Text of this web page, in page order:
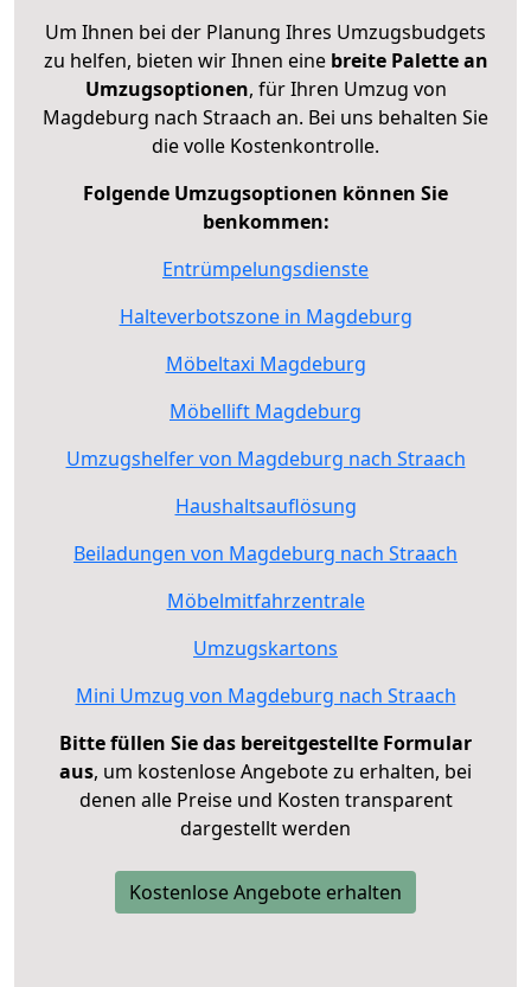
Um Ihnen bei der Planung Ihres Umzugsbudgets
zu helfen, bieten wir Ihnen eine breite Palette an
Umzugsoptionen, für Ihren Umzug von
Magdeburg nach Straach an. Bei uns behalten Sie
die volle Kostenkontrolle.
Folgende Umzugsoptionen können Sie
benkommen:
Entrümpelungsdienste
Halteverbotszone in Magdeburg
Möbeltaxi Magdeburg
Möbellift Magdeburg
Umzugshelfer von Magdeburg nach Straach
Haushaltsauflösung
Beiladungen von Magdeburg nach Straach
Möbelmitfahrzentrale
Umzugskartons
Mini Umzug von Magdeburg nach Straach
Bitte füllen Sie das bereitgestellte Formular
aus, um kostenlose Angebote zu erhalten, bei
denen alle Preise und Kosten transparent
dargestellt werden
Kostenlose Angebote erhalten